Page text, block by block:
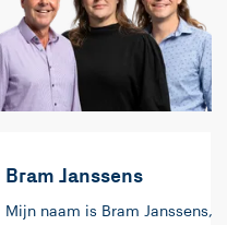
Bram Janssens
Mijn naam is Bram Janssens,